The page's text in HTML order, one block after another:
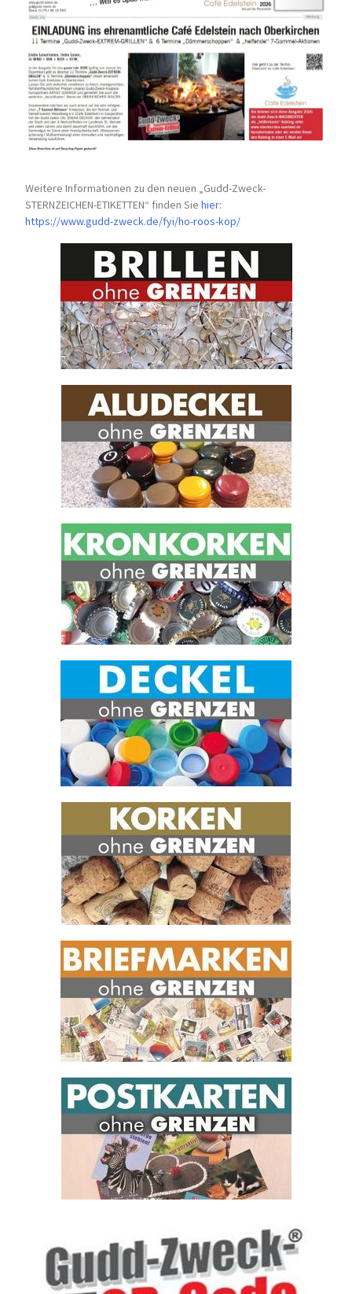
Weitere Informationen zu den neuen „Gudd-Zweck-
STERNZEICHEN-ETIKETTEN“ finden Siehier:
https://www.gudd-zweck.de/fyi/ho-roos-kop/